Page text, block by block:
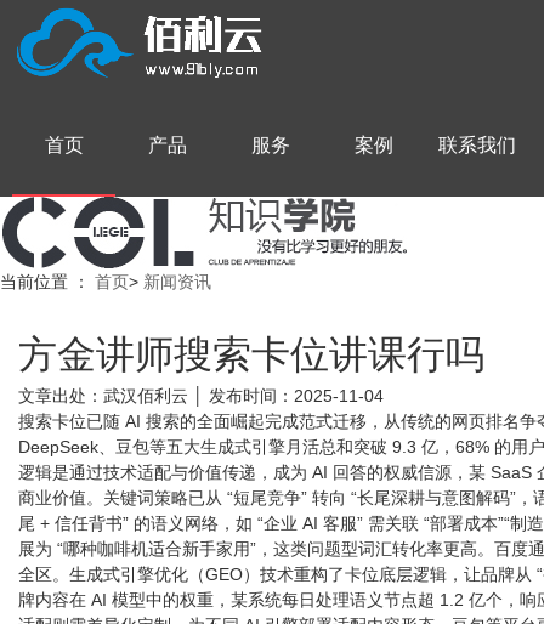
首页 产品 服务 案例 联系我们
当前位置 ： 首页> 新闻资讯
方金讲师搜索卡位讲课行吗
文章出处：武汉佰利云 │ 发布时间：2025-11-04
搜索卡位已随 AI 搜索的全面崛起完成范式迁移，从传统的网页排名
DeepSeek、豆包等五大生成式引擎月活总和突破 9.3 亿，68% 的用
逻辑是通过技术适配与价值传递，成为 AI 回答的权威信源，某
商业价值。​ 关键词策略已从 “短尾竞争” 转向 “长尾深耕与意图解码”
尾 + 信任背书” 的语义网络，如 “企业 AI 客服” 需关联 “部署成本”“
展为 “哪种咖啡机适合新手家用”，这类问题型词汇转化率更高。百
全区。​ 生成式引擎优化（GEO）技术重构了卡位底层逻辑，让品牌
牌内容在 AI 模型中的权重，某系统每日处理语义节点超 1.2 亿个，